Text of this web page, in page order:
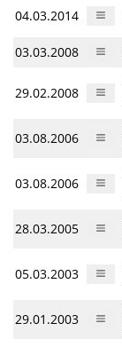
04.03.2014
03.03.2008
29.02.2008
03.08.2006
03.08.2006
28.03.2005
05.03.2003
29.01.2003